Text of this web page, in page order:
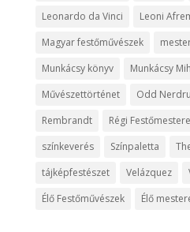
Leonardo da Vinci
Leoni
Magyar festőművészek
Munkácsy könyv
Munkácsy
Művészettörténet
Odd
Rembrandt
Régi
színkeverés
Színpaletta
tájképfestészet
Velázquez
Élő Festőművészek
Élő